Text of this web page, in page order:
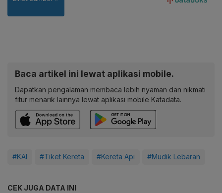
Baca artikel ini lewat aplikasi mobile.
Dapatkan pengalaman membaca lebih nyaman dan nikmati
fitur menarik lainnya lewat aplikasi mobile Katadata.
#KAI #Tiket Kereta #Kereta Api #Mudik Lebaran
CEK JUGA DATA INI